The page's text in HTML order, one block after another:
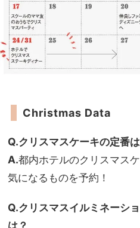
Christmas Data
Q.クリスマスケーキの定番は
A.都内ホテルのクリスマス
気になるものを予約！
Q.クリスマスイルミネーシ
は？